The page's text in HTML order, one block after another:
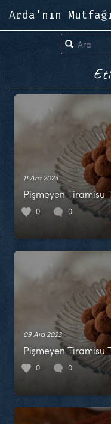
Arda'nın
11 Ara 2023
Pişmeyen Tiramisu
0 0
09 Ara 2023
Pişmeyen Tiramisu
0 0